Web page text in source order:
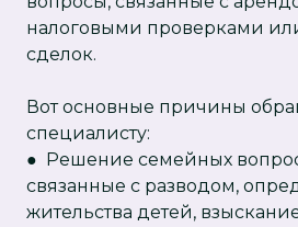
налоговыми проверками
сделок.
Вот основные причины
специалисту:
● Решение семейных
связанные с разводом,
жительства детей,